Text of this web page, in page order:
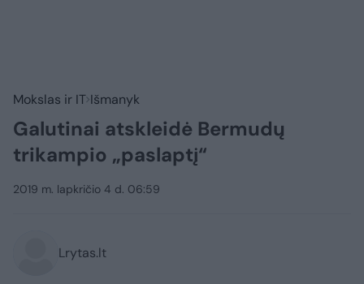
Mokslas ir IT Išmanyk
Galutinai atskleidė Bermudų
trikampio „paslaptį“
2019 m. lapkričio 4 d. 06:59
Lrytas.lt